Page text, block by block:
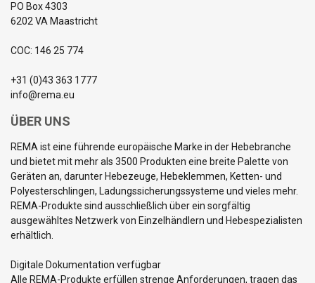
PO Box 4303
6202 VA Maastricht
COC: 146 25 774
+31 (0)43 363 1777
info@rema.eu
ÜBER UNS
REMA ist eine führende europäische Marke in der Hebebranche
und bietet mit mehr als 3500 Produkten eine breite Palette von
Geräten an, darunter Hebezeuge, Hebeklemmen, Ketten- und
Polyesterschlingen, Ladungssicherungssysteme und vieles mehr.
REMA-Produkte sind ausschließlich über ein sorgfältig
ausgewähltes Netzwerk von Einzelhändlern und Hebespezialisten
erhältlich.
Digitale Dokumentation verfügbar
Alle REMA-Produkte erfüllen strenge Anforderungen, tragen das